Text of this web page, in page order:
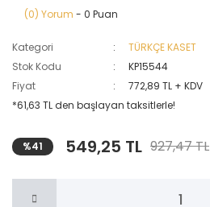
(0) Yorum - 0 Puan
Kategori
TÜRKÇE KASET
Stok Kodu
KP15544
Fiyat
772,89 TL + KDV
*61,63 TL den başlayan taksitlerle!
%41 549,25 TL 927,47 TL